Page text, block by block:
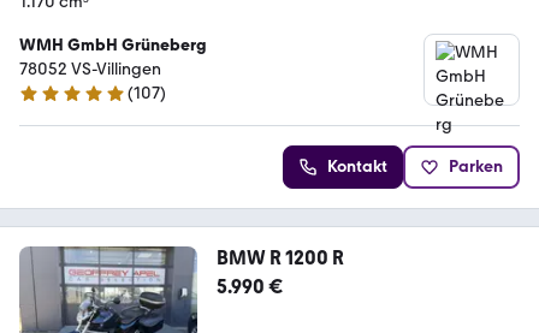
WMH GmbH Grüneberg
78052 VS-Villingen
4.9 Sterne
(107)
Kontakt Parken
BMW R 1200 R
5.990 €